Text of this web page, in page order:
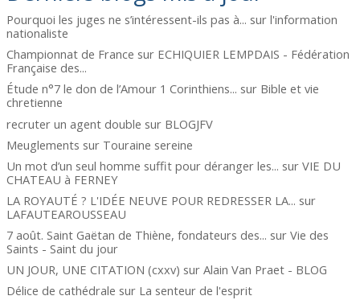
Pourquoi les juges ne s’intéressent-ils pas à... surl'information
nationaliste
Championnat de France sur ECHIQUIER LEMPDAIS - Fédération
Française des...
Étude n°7 le don de l’Amour 1 Corinthiens... sur Bible et vie
chretienne
recruter un agent double sur BLOGJFV
Meuglements sur Touraine sereine
Un mot d’un seul homme suffit pour déranger les... surVIE DU
CHATEAU à FERNEY
LA ROYAUTÉ ? L'IDÉE NEUVE POUR REDRESSER LA... sur
LAFAUTEAROUSSEAU
7 août. Saint Gaëtan de Thiène, fondateurs des... surVie des
Saints - Saint du jour
UN JOUR, UNE CITATION (cxxv) surAlain Van Praet - BLOG
Délice de cathédrale sur La senteur de l'esprit